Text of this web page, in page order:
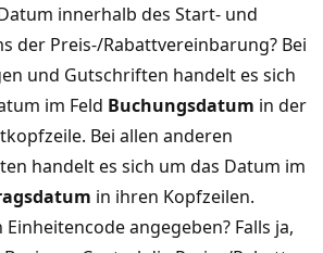
innerhalb des Start- und
der Preis-/Rabattvereinbarung? Bei
und Gutschriften handelt es sich
im Feld Buchungsdatum in der
Bei allen anderen
handelt es sich um das Datum im
in ihren Kopfzeilen.
angegeben? Falls ja,